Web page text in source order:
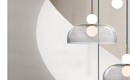
Ландшафтное освещение
Коллекции освещения
APELLA — Modern
ALEBASTRO — Alebastr
RAY — Architectural
KOBO — Scandinavian
Все коллекции освещения